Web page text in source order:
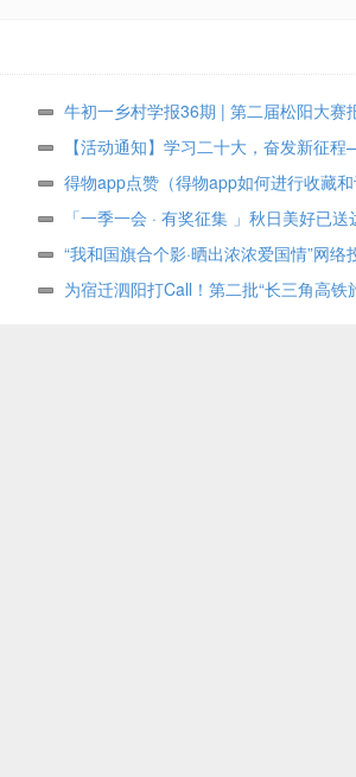
牛初一乡村学报36期 | 第二届松阳大赛
众投票进行中
【活动通知】学习二十大，奋发新征
术作品展投票评选
得物app点赞（得物app如何进行收藏和
「一季一会 · 有奖征集 」秋日美好已送
“我和国旗合个影·晒出浓浓爱国情”网络
为宿迁泗阳打Call！第二批“长三角高铁